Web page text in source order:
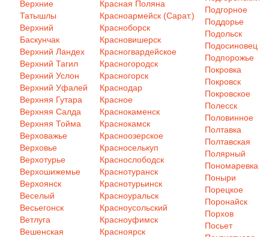
Верхние
Татышлы
Верхний
Баскунчак
Верхний Ландех
Верхний Тагил
Верхний Услон
Верхний Уфалей
Верхняя Гутара
Верхняя Салда
Верхняя Тойма
Верховажье
Верховье
Верхотурье
Верхошижемье
Верхоянск
Веселый
Весьегонск
Ветлуга
Вешенская
Красная Поляна
Красноармейск (Сарат.)
Красноборск
Красновишерск
Красногвардейское
Красногородск
Красногорск
Краснодар
Красное
Краснокаменск
Краснокамск
Красноозерское
Красноселькуп
Краснослободск
Краснотуранск
Краснотурьинск
Красноуральск
Красноусольский
Красноуфимск
Красноярск
Подгорное
Поддорье
Подольск
Подосиновец
Подпорожье
Покровка
Покровск
Покровское
Полесск
Половинное
Полтавка
Полтавская
Полярный
Пономаревка
Поныри
Порецкое
Поронайск
Порхов
Посьет